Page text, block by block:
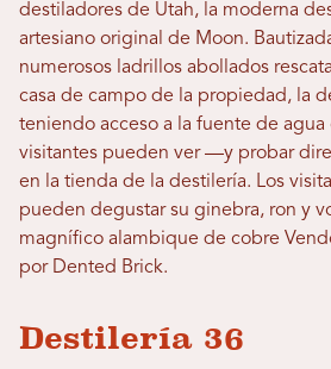
destiladores de Utah, la moderna
artesiano original de Moon.
numerosos ladrillos abollados
casa de campo de la propiedad, la
teniendo acceso a la fuente de
visitantes pueden ver —y probar
en la tienda de la destilería. Los
pueden degustar su ginebra, ron y
magnífico alambique de cobre
por Dented Brick.
Destilería 36